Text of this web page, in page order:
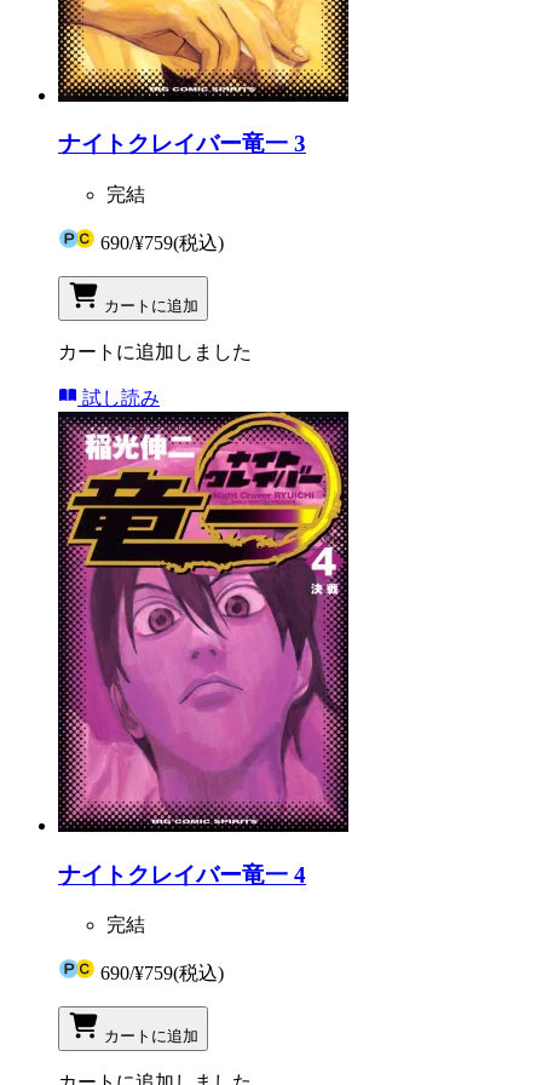
ナイトクレイバー竜一 3
完結
690/¥759(税込)
カートに追加
カートに追加しました
試し読み
ナイトクレイバー竜一 4
完結
690/¥759(税込)
カートに追加